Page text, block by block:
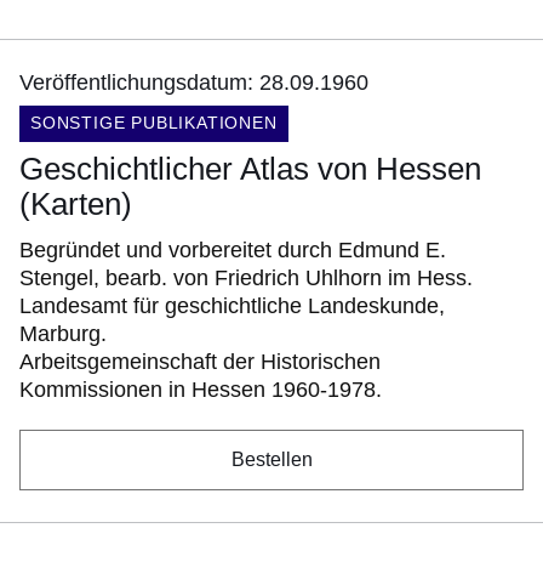
Veröffentlichungsdatum: 28.09.1960
DOKUMENTENART:
SONSTIGE PUBLIKATIONEN
Geschichtlicher Atlas von Hessen
(Karten)
Begründet und vorbereitet durch Edmund E.
Stengel, bearb. von Friedrich Uhlhorn im Hess.
Landesamt für geschichtliche Landeskunde,
Marburg.
Arbeitsgemeinschaft der Historischen
Kommissionen in Hessen 1960-1978.
Bestellen